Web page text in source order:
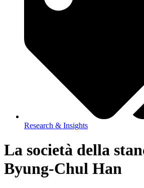
Research & Insights
La società della
Byung-Chul Han